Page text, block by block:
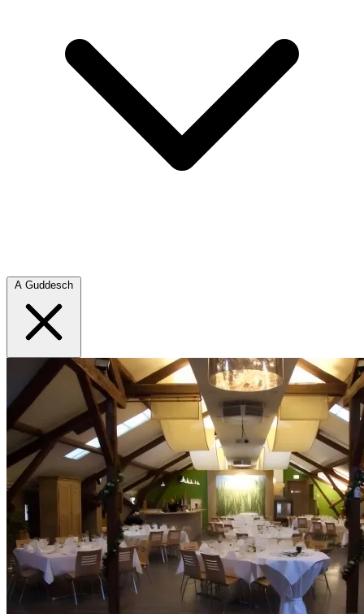
A Guddesch